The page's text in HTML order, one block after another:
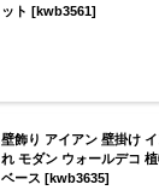
ット [kwb3561]
壁飾り アイアン 壁掛け
れ モダン ウォールデコ
ベース [kwb3635]